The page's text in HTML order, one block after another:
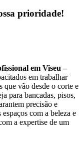
prioridade!
em Viseu –
em trabalhar
que vão desde o corte e
para bancadas, pisos,
precisão e
com a beleza e
a expertise de um